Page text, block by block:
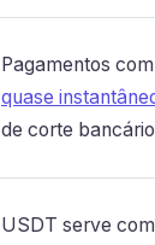
Pagamentos
quase
de corte
USDT serve